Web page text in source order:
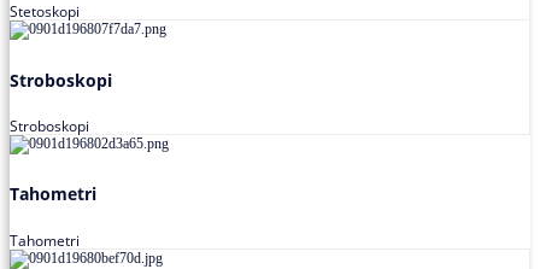
Stetoskopi
Stroboskopi
Stroboskopi
Tahometri
Tahometri